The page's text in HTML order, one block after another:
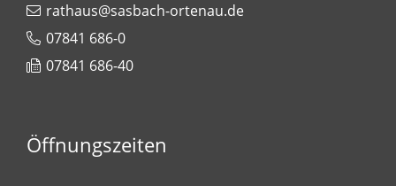
rathaus@sasbach-ortenau.de
07841 686-0
07841 686-40
Leaflet| Map data ©
Öffnungszeiten